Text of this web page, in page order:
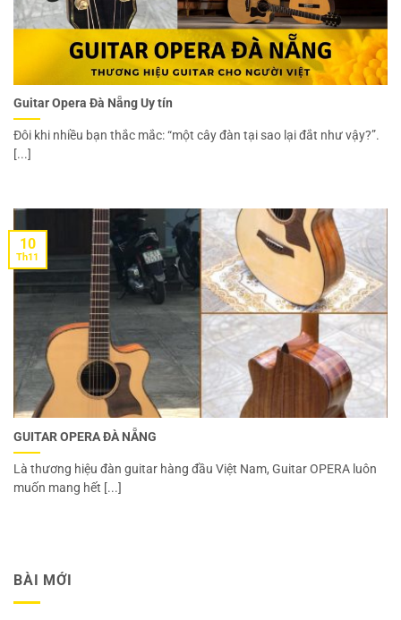
Guitar Opera Đà Nẵng Uy tín
Đôi khi nhiều bạn thắc mắc: “một cây đàn tại sao lại đắt như vậy?”.
[...]
GUITAR OPERA ĐÀ NẴNG
Là thương hiệu đàn guitar hàng đầu Việt Nam, Guitar OPERA luôn
muốn mang hết [...]
10
Th11
BÀI MỚI